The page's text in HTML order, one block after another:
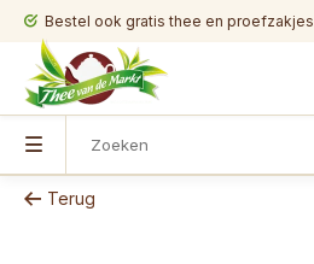
Bestel ook gratis thee en proefzakjes
Terug